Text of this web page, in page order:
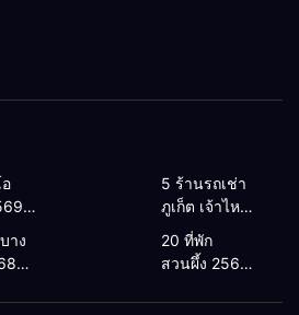
|
อ
5 ร้านรถเช่า
ภูเก็ต เจ้าไหน
ดี 2026 |
แนะนำ เช่า
รถภูเก็ต 2568
รับรถสนาม
าง
ใหม่
20 ที่พัก
สวนผึ้ง 2568
ดลําธาร